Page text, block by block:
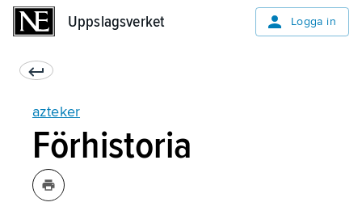
Uppslagsverket Logga in
azteker
Förhistoria